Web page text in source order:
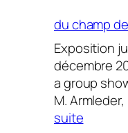
du champ
Exposition
décembre
a group
M.
suite: